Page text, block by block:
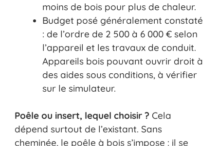
moins de bois pour plus de chaleur.
Budget posé généralement constaté
: de l’ordre de 2 500 à 6 000 € selon
l’appareil et les travaux de conduit.
Appareils bois pouvant ouvrir droit à
des aides sous conditions, à vérifier
sur le simulateur.
Poêle ou insert, lequel choisir ? Cela
dépend surtout de l’existant. Sans
cheminée, le poêle à bois s’impose : il se